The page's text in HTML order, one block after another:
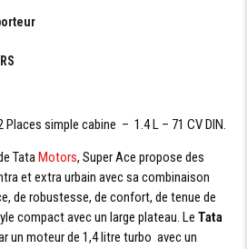
Places simple cabine – 1.4 L – 71 CV DIN.
TataMotors, Super Ace propose des
et extra urbain avec sa combinaison
de robustesse, de confort, de tenue de
compact avec un large plateau. Le Tata
un moteur de 1,4 litre turbo avec un